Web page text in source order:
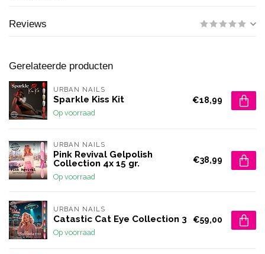
Reviews
Gerelateerde producten
URBAN NAILS
Sparkle Kiss Kit
Op voorraad
€18,99
URBAN NAILS
Pink Revival Gelpolish
Collection 4x 15 gr.
Op voorraad
€38,99
URBAN NAILS
Catastic Cat Eye Collection 3
Op voorraad
€59,00